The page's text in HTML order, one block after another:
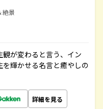
絶景
が変わると言う、イン
輝かせる名言と癒やしの
詳細を見る